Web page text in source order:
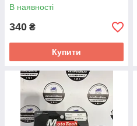
В наявності
340 ₴
Купити